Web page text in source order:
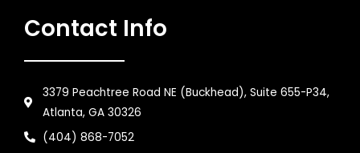
Contact Info
3379 Peachtree Road NE (Buckhead), Suite 655-P34,
Atlanta, GA 30326
(404) 868-7052